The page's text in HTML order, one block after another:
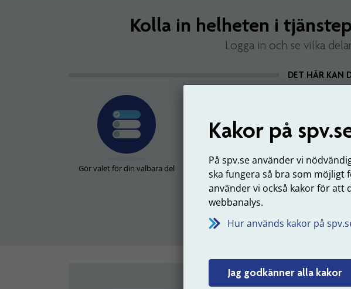
Kakor på
På spv.se använder vi
ska fungera så bra som möjligt
använder vi också kakor för att
webbanalys.
Hur används kakor på
Jag godkänner alla kakor
Kolla in helheten i
Logga in och se vilka
DET HÄR KAN
Gör valet för din valbara del
Flytta pengar du tjänat in till din
valbara del